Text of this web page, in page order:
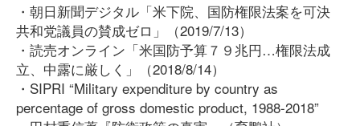
・朝日新聞デジタル「米下院、国防権限法案を可決
共和党議員の賛成ゼロ」（2019/7/13）
・読売オンライン「米国防予算７９兆円…権限法成
立、中露に厳しく」（2018/8/14）
・SIPRI “Military expenditure by country as
percentage of gross domestic product, 1988-2018”